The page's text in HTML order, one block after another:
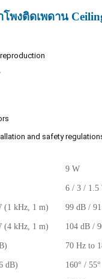
พงติดเพดาน
and safety
9 W
6 / 3 / 1.5
(1 kHz, 1 m) 99 dB /
(4 kHz, 1 m) 104 dB /
70 Hz to
dB) 160° / 55°